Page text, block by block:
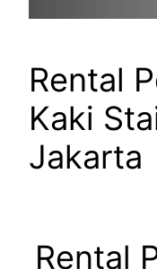
Rental
Kaki
Jakarta
Rental